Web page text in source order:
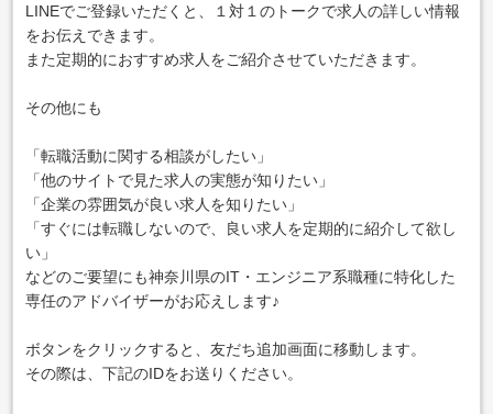
LINEでご登録いただくと、１対１のトークで求人の詳しい情報
をお伝えできます。
また定期的におすすめ求人をご紹介させていただきます。
その他にも
「転職活動に関する相談がしたい」
「他のサイトで見た求人の実態が知りたい」
「企業の雰囲気が良い求人を知りたい」
「すぐには転職しないので、良い求人を定期的に紹介して欲し
い」
などのご要望にも神奈川県のIT・エンジニア系職種に特化した
専任のアドバイザーがお応えします♪
ボタンをクリックすると、友だち追加画面に移動します。
その際は、下記のIDをお送りください。